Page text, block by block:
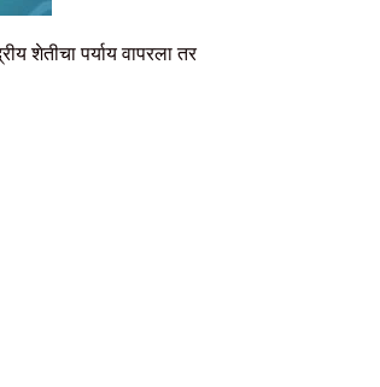
शेतीचा पर्याय वापरला तर